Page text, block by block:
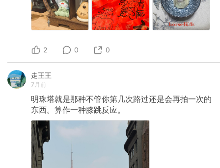
2 0 0
走王王
7月前
明珠塔就是那种不管你第几次路过还是会再拍一次的
东西。算作一种膝跳反应。